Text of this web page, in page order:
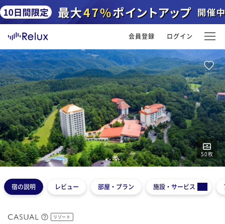
会員登録 ログイン
50枚
12345
宿の説明 レビュー 部屋・プラン 施設・サービス
リゾート